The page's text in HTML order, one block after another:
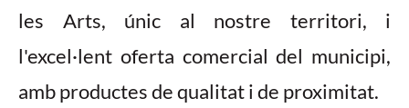
les Arts, únic al nostre territori, i
l'excel·lent oferta comercial del municipi,
amb productes de qualitat i de proximitat.